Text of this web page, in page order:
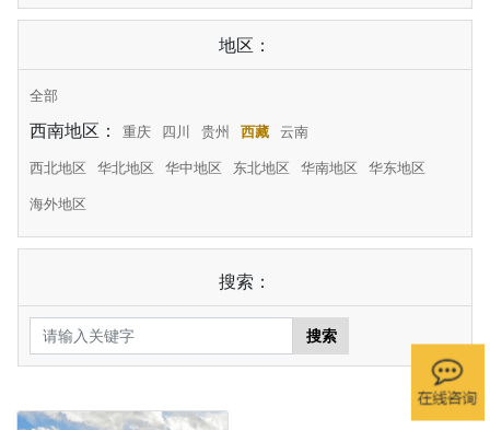
地区：
全部
西南地区： 重庆 四川 贵州 西藏 云南
西北地区 华北地区 华中地区 东北地区 华南地区 华东地区
海外地区
搜索：
搜索